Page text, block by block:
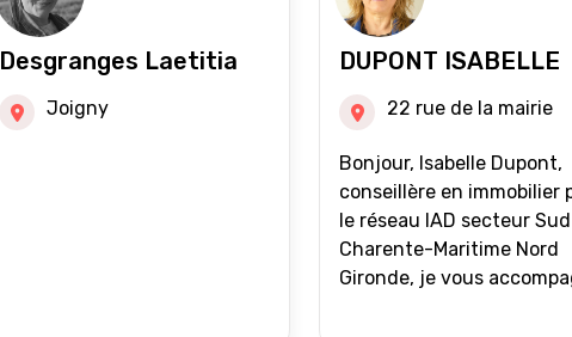
Desgranges Laetitia
Joigny
DUPONT ISABELLE
22 rue de la mairie
Bonjour, Isabelle Dupont,
conseillère en immobilier
le réseau IAD secteur Sud
Charente-Maritime Nord
Gironde, je vous